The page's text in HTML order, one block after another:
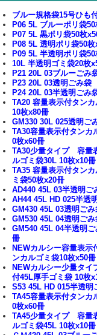
ブルー規格袋15号ひも
P06 5L ブルーポリ袋
P07 5L 黒ポリ袋50枚
P08 5L 透明ポリ袋50
P09 5L 半透明ポリ袋
10L 半透明ゴミ袋20枚
P21 20L 03ブルーごみ
P23 20L 03透明ごみ袋
P24 20L 03半透明ごみ
TA20 容量表示付タン
10枚x80冊
GM330 30L 025透明ご
TA30容量表示付タンカ
0枚x60冊
TA30少量タイプ 容量
ルゴミ袋30L 10枚x10冊
TA35 容量表示付タン
ミ袋50枚x20冊
AD440 45L 03半透明ご
AH44 45L HD 025半透
GM430 45L 03透明ごみ
GM530 45L 04透明ごみ
GM540 45L 04半透明
冊
NEWカルシー容量表示
ンカルゴミ袋10枚x50冊
NEWカルシー少量タ
付45L厚手ゴミ袋 10枚
S53 45L HD 015半透明
TA45容量表示付タンカ
0枚x60冊
TA45少量タイプ 容量
ルゴミ袋45L 10枚x10冊